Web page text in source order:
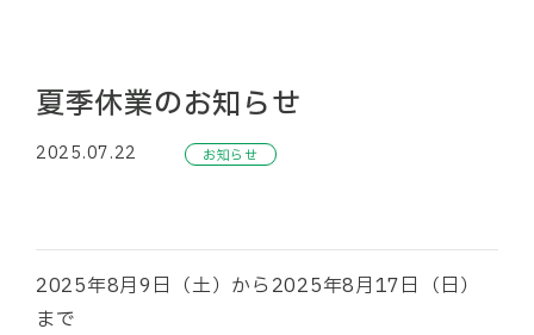
夏季休業のお知らせ
2025.07.22 お知らせ
2025年8月9日（土）から2025年8月17日（日）
まで